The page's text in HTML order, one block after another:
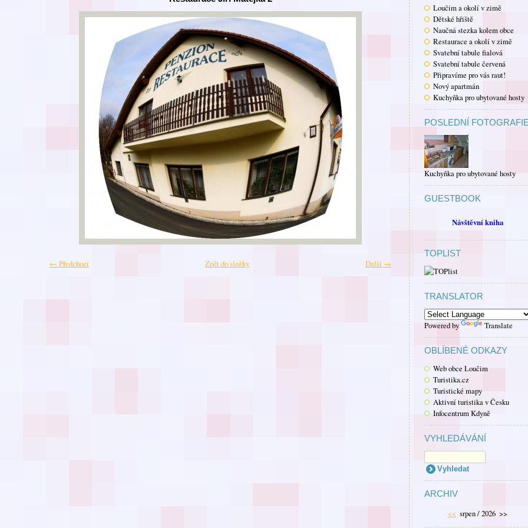
Loučim a okolí v zimě
Dětské hřiště
Naučná stezka kolem obce
Restaurace a okolí v zimě
Svatební tabule fialová
Svatební tabule červená
Připravíme pro vás raut!
Nový apartmán
Kuchyňka pro ubytované hosty
POSLEDNÍ
Kuchyňka pro ubytované hosty
GUESTBOOK
Návštěvní kniha
TOPLIST
TRANSLATOR
Powered by Translate
OBLÍBENÉ ODKAZY
Web obce Loučim
Turistika.cz
Turistické mapy
Aktivní turistika v Česku
Infocentrum Kdyně
VYHLEDÁVÁNÍ
ARCHIV
<< srpen / 2026 >>
← Předchozí Další →
Zpět do složky